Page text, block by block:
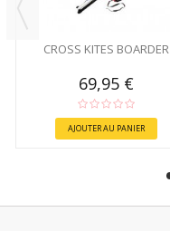
CROSS KITES BOARDER
69,95 €
AJOUTER AU PANIER